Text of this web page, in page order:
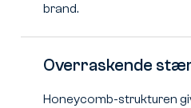
brand.
Overraskende
Honeycomb-strukturen